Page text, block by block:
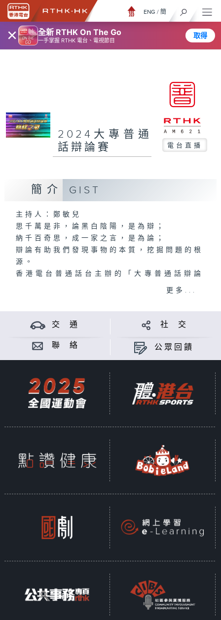
× 全新 RTHK On The Go
一手掌握 RTHK 電台、電視節目
取得
ENG / 簡
2024大專普通
話辯論賽
電台直播
簡介 GIST
主持人：鄭敏兒
思千萬是非，論黑白陰陽，是為辯；
納千百奇思，成一家之言，是為論；
辯論有助我們發現事物的本質，挖掘問題的根
源。
香港電台普通話台主辦的「大專普通話辯論
賽」，已踏入第二十三屆。過去二十多年來，
辯論隊進行交流、比賽，向外界展示香港高校
今年十月，全港十二所院校的優秀辯論員，再
次展開激烈比賽。究竟誰能憑藉縝密思維走出
更多...
交 通 社 交
聯 絡 公眾回饋